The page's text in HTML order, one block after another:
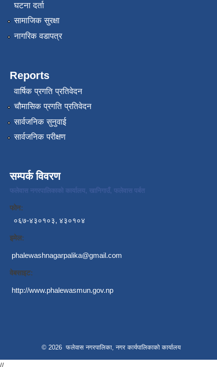
घटना दर्ता
सामाजिक सुरक्षा
नागरिक वडापत्र
Reports
वार्षिक प्रगति प्रतिवेदन
चौमासिक प्रगति प्रतिवेदन
सार्वजनिक सुनुवाई
सार्वजनिक परीक्षण
सम्पर्क विवरण
फलेवास नगरपालिकाको कार्यालय, खानिगाउँ, फलेवास पर्बत
फोन:
०६७-४३०१०३, ४३०१०४
इमेल:
phalewashnagarpalika@gmail.com
वेबसाइट:
http://www.phalewasmun.gov.np
© 2026 फलेवास नगरपालिका, नगर कार्यपालिकाको कार्यालय
//